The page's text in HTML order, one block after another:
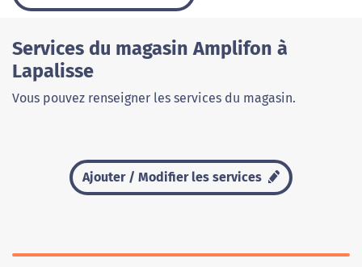
Services du magasin Amplifon à
Lapalisse
Vous pouvez renseigner les services du magasin.
Ajouter / Modifier les services